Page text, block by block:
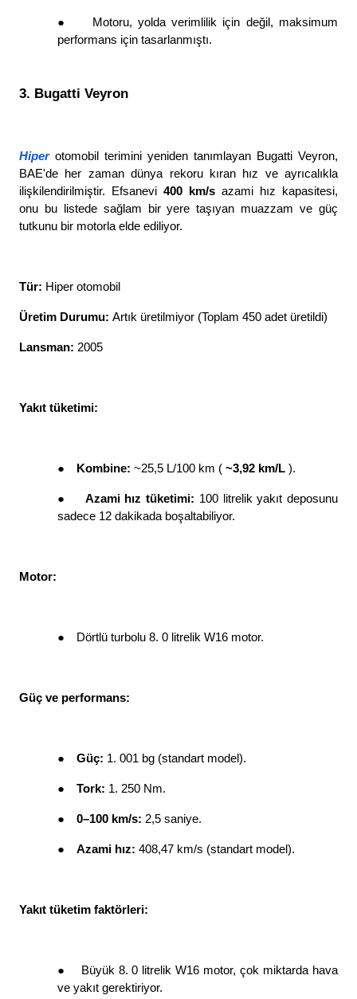
●
Motoru, yolda verimlilik için değil, maksimum
performans için tasarlanmıştı.
3. Bugatti Veyron
Hiper otomobil terimini yeniden tanımlayan Bugatti Veyron,
BAE'de her zaman dünya rekoru kıran hız ve ayrıcalıkla
ilişkilendirilmiştir. Efsanevi 400 km/s azami hız kapasitesi,
onu bu listede sağlam bir yere taşıyan muazzam ve güç
tutkunu bir motorla elde ediliyor.
Tür: Hiper otomobil
Üretim Durumu: Artık üretilmiyor (Toplam 450 adet üretildi)
Lansman: 2005
Yakıt tüketimi:
● Kombine: ~25,5 L/100 km ( ~3,92 km/L ).
● Azami hız tüketimi: 100 litrelik yakıt deposunu
sadece 12 dakikada boşaltabiliyor.
Motor:
● Dörtlü turbolu 8. 0 litrelik W16 motor.
Güç ve performans:
● Güç: 1. 001 bg (standart model).
● Tork: 1. 250 Nm.
● 0–100 km/s: 2,5 saniye.
● Azami hız: 408,47 km/s (standart model).
Yakıt tüketim faktörleri:
●
Büyük 8. 0 litrelik W16 motor, çok miktarda hava
ve yakıt gerektiriyor.